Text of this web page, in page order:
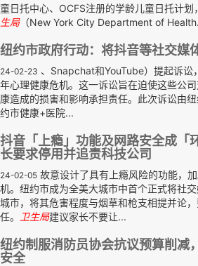
童日托中心、OCFS注册的学龄儿童日托计划
生局（New York City Department of
纽约市政府行动：将抖音等社交媒
24-02-23 、Snapchat和YouTube）提起诉讼
年心理健康危机。这一诉讼旨在迫使这些公
康造成的损害和影响承担责任。此次诉讼由
约市健康+医院...
抖音「上瘾」功能及网路安全成「
长要求停用并追责科技公司
24-02-05 故意设计了具有上瘾风险的功能，
机。纽约市成为全美大城市中首个正式将社
城市，将其危害程度与烟草和枪支相提并论
任。
卫生局建议家长不要让...
纽约制服消防员协会抗议预算削减
安全